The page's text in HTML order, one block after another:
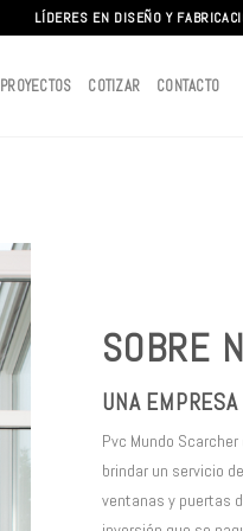
LÍDERES EN DISEÑO Y
PROYECTOS COTIZAR CONTACTO
SOBRE
UNA
Pvc Mundo
brindar un servicio
ventanas y puertas